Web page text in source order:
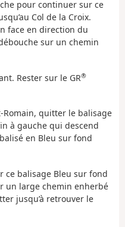
pour continuer sur ce
Col de la Croix.
face en direction du
sur un chemin
Rester sur le GR®
Romain, quitter le balisage
à gauche qui descend
en Bleu sur fond
ce balisage Bleu sur fond
un large chemin enherbé
jusqu’à retrouver le